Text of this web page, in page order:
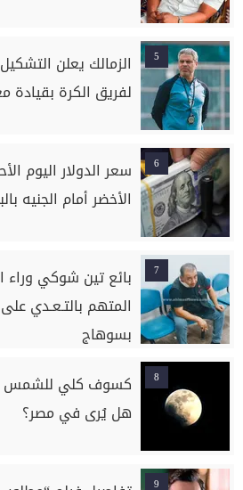
5
الزمالك يعلن
لفريق الكرة بقيادة
6
سعر الدولار اليوم
الأخضر أمام الجنيه
7
بائع تين شوكي وراء
بسوهاج
8
هل يُرى في مصر؟
9